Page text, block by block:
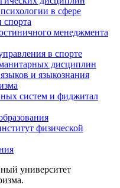
в сфере
спорта
менеджмента
в спорте
дисциплин
и языкознания
систем и фиджитал
физической
университет